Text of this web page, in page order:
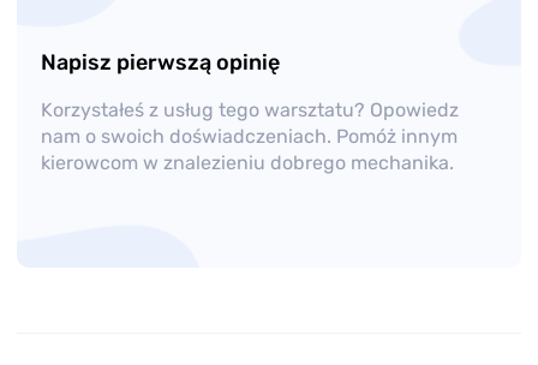
Napisz pierwszą opinię
Korzystałeś z usług tego warsztatu? Opowiedz
nam o swoich doświadczeniach. Pomóż innym
kierowcom w znalezieniu dobrego mechanika.